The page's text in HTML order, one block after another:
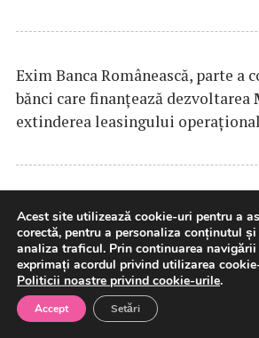
Exim Banca Românească, parte a
bănci care finanțează dezvoltarea
extinderea leasingului
SAMEDAYanunță finalizarea
achiziție a Cargus
Testele asupra aplicaţiei e-Terra,
Acest site utilizează cookie-uri pentru a
corectă, pentru a personaliza conținutul
analiza traficul. Prin continuarea navigării
exprimați acordul privind utilizarea
Politicii noastre privind cookie-urile.
Accept Setări